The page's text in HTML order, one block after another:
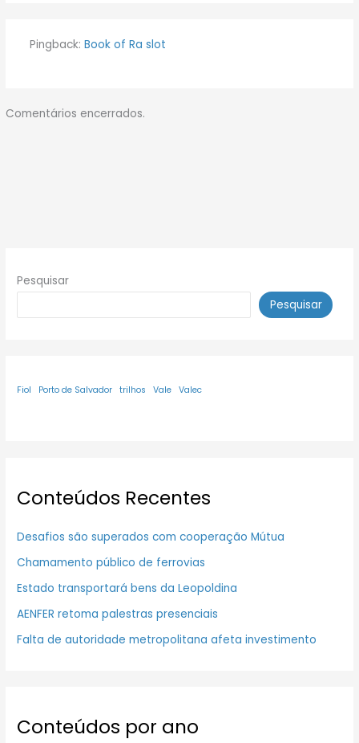
Pingback: Book of Ra slot
Comentários encerrados.
Pesquisar
Pesquisar
Fiol Porto de Salvador trilhos Vale Valec
Conteúdos Recentes
Desafios são superados com cooperação Mútua
Chamamento público de ferrovias
Estado transportará bens da Leopoldina
AENFER retoma palestras presenciais
Falta de autoridade metropolitana afeta investimento
Conteúdos por ano